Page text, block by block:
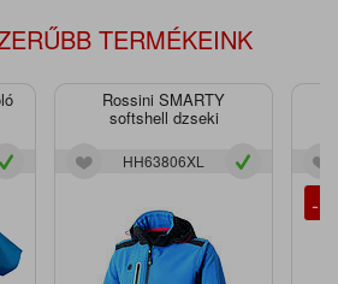
TERMÉKEINK
Rossini SMARTY
softshell dzseki
HH63806XL
-